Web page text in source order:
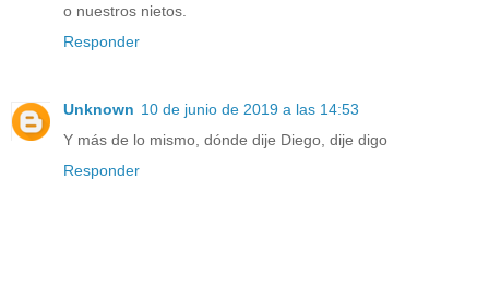
o nuestros nietos.
Responder
Unknown 10 de junio de 2019 a las 14:53
Y más de lo mismo, dónde dije Diego, dije digo
Responder